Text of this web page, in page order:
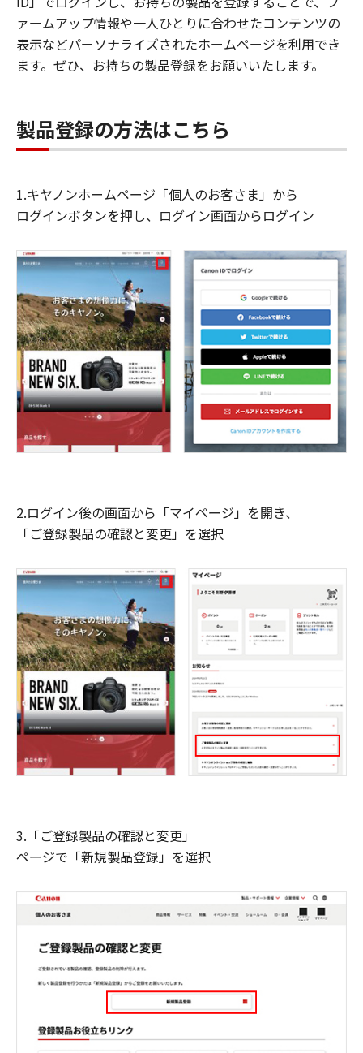
ァームアップ情報や一人ひとりに合わせたコンテンツの
表示などパーソナライズされたホームページを利用でき
ます。ぜひ、お持ちの製品登録をお願いいたします。
製品登録の方法はこちら
1.キヤノンホームページ「個人のお客さま」から
ログインボタンを押し、ログイン画面からログイン
2.ログイン後の画面から「マイページ」を開き、
「ご登録製品の確認と変更」を選択
3.「ご登録製品の確認と変更」
ページで「新規製品登録」を選択